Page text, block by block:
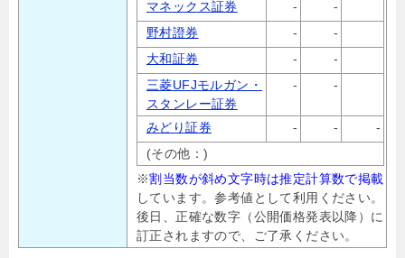
マネックス証券 -
-
野村證券
-
-
大和証券
-
-
三菱UFJモルガン・
スタンレー証券
- -
みどり証券 - -
-
(その他：)
※割当数が斜め文字時は推定計算数で掲載
しています。参考値として利用ください。
後日、正確な数字（公開価格発表以降）に
訂正されますので、ご了承ください。